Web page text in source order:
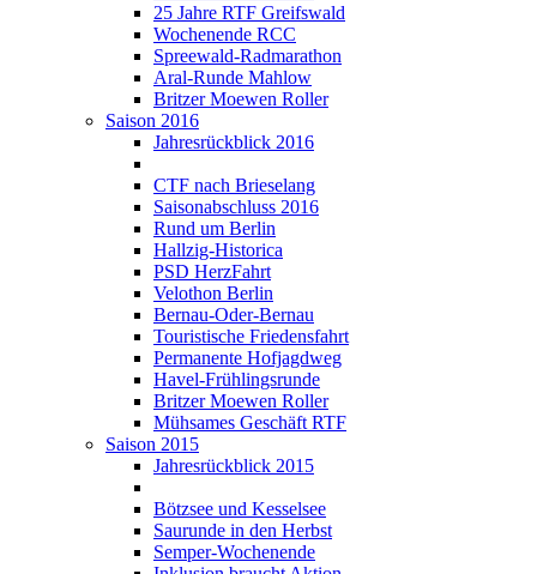
25 Jahre RTF Greifswald
Wochenende RCC
Spreewald-Radmarathon
Aral-Runde Mahlow
Britzer Moewen Roller
Saison 2016
Jahresrückblick 2016
CTF nach Brieselang
Saisonabschluss 2016
Rund um Berlin
Hallzig-Historica
PSD HerzFahrt
Velothon Berlin
Bernau-Oder-Bernau
Touristische Friedensfahrt
Permanente Hofjagdweg
Havel-Frühlingsrunde
Britzer Moewen Roller
Mühsames Geschäft RTF
Saison 2015
Jahresrückblick 2015
Bötzsee und Kesselsee
Saurunde in den Herbst
Semper-Wochenende